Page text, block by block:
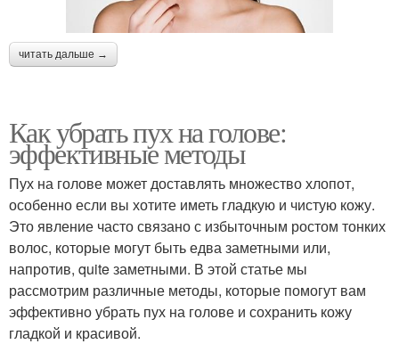
читать дальше →
Как убрать пух на голове:
эффективные методы
Пух на голове может доставлять множество хлопот,
особенно если вы хотите иметь гладкую и чистую кожу.
Это явление часто связано с избыточным ростом тонких
волос, которые могут быть едва заметными или,
напротив, quite заметными. В этой статье мы
рассмотрим различные методы, которые помогут вам
эффективно убрать пух на голове и сохранить кожу
гладкой и красивой.